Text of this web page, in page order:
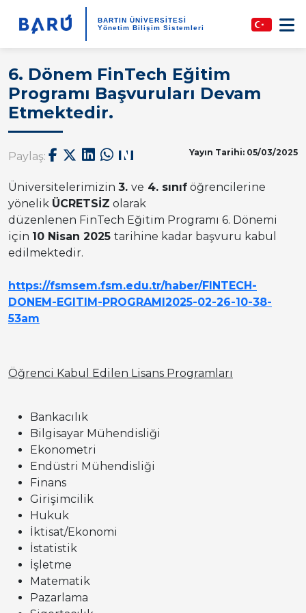
BARTIN ÜNİVERSİTESİ
Yönetim Bilişim Sistemleri
6. Dönem FinTech Eğitim
Programı Başvuruları Devam
Etmektedir.
Paylaş: Yayın Tarihi: 05/03/2025
Üniversitelerimizin 3. ve 4. sınıf öğrencilerine
yönelik ÜCRETSİZ olarak
düzenlenen FinTech Eğitim Programı 6. Dönemi
için 10 Nisan 2025 tarihine kadar başvuru kabul
edilmektedir.
https://fsmsem.fsm.edu.tr/haber/FINTECH-
DONEM-EGITIM-PROGRAMI2025-02-26-10-38-
53am
Öğrenci Kabul Edilen Lisans Programları
Bankacılık
Bilgisayar Mühendisliği
Ekonometri
Endüstri Mühendisliği
Finans
Girişimcilik
Hukuk
İktisat/Ekonomi
İstatistik
İşletme
Matematik
Pazarlama